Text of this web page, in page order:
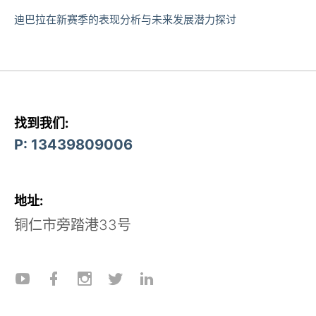
迪巴拉在新赛季的表现分析与未来发展潜力探讨
找到我们:
P: 13439809006
地址:
铜仁市旁踏港33号